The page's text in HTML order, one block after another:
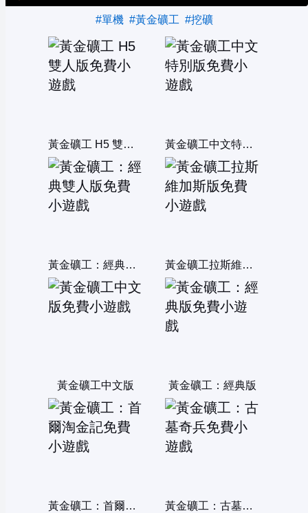
#單機 #黃金礦工 #挖礦
黃金礦工 H5 雙人版 黃金礦工中文特別版
黃金礦工：經典雙人版 黃金礦工拉斯維加斯版
黃金礦工中文版 黃金礦工：經典版
黃金礦工：首爾淘金記 黃金礦工：古墓奇兵